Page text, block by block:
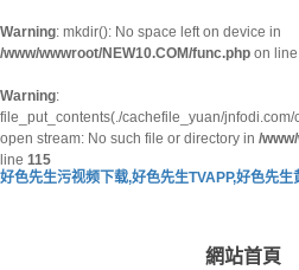
Warning: mkdir(): No space left on device in
/www/wwwroot/NEW10.COM/func.php on line
Warning:
file_put_contents(./cachefile_yuan/
open stream: No such file or directory in /
line 115
好色先生污视频下载,好色先生TVAPP,好色先
網站首頁